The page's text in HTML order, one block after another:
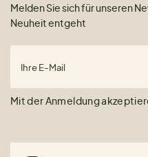
Melden Sie sich für unseren
Neuheit entgeht
Ihre E-Mail
Mit der Anmeldung